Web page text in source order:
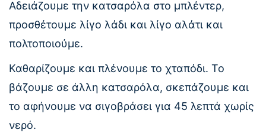
Αδειάζουμε την κατσαρόλα στο μπλέντερ,
προσθέτουμε λίγο λάδι και λίγο αλάτι και
πολτοποιούμε.
Καθαρίζουμε και πλένουμε το χταπόδι. Το
βάζουμε σε άλλη κατσαρόλα, σκεπάζουμε και
το αφήνουμε να σιγοβράσει για 45 λεπτά χωρίς
νερό.